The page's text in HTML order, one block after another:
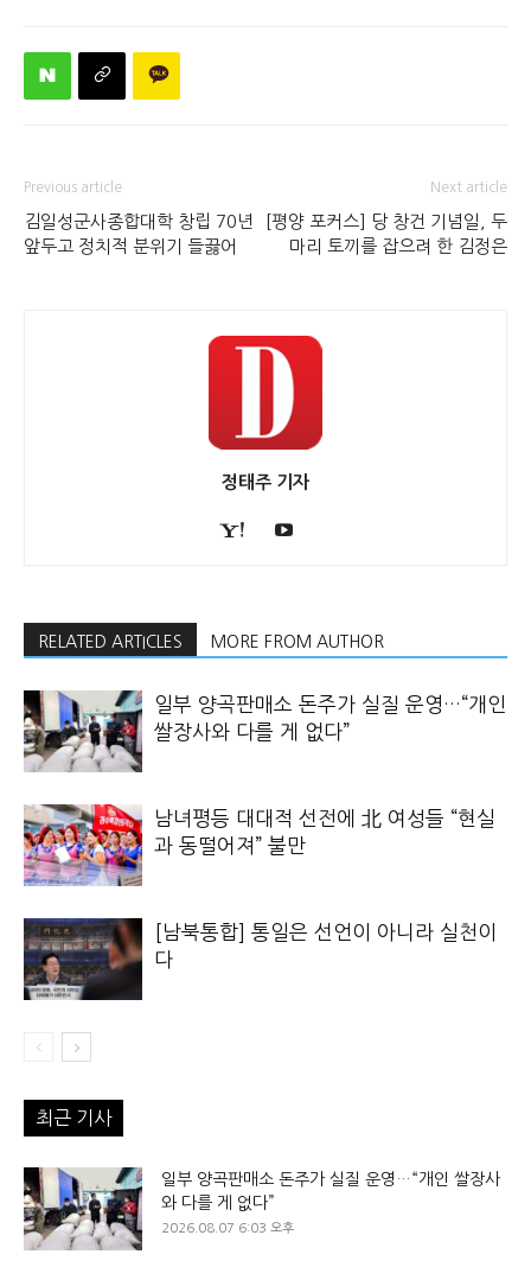
Previous article
김일성군사종합대학 창립 70년
앞두고 정치적 분위기 들끓어
Next article
[평양 포커스] 당 창건 기념일, 두
마리 토끼를 잡으려 한 김정은
정태주 기자
RELATED ARTICLES MORE FROM AUTHOR
일부 양곡판매소 돈주가 실질 운영…“개인
쌀장사와 다를 게 없다”
남녀평등 대대적 선전에 北 여성들 “현실
과 동떨어져” 불만
[남북통합] 통일은 선언이 아니라 실천이
다
최근 기사
일부 양곡판매소 돈주가 실질 운영…“개인 쌀장사
와 다를 게 없다”
2026.08.07 6:03 오후